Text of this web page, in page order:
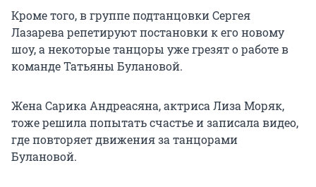
Кроме того, в группе подтанцовки Сергея
Лазарева репетируют постановки к его новому
шоу, а некоторые танцоры уже грезят о работе в
команде Татьяны Булановой.
Жена Сарика Андреасяна, актриса Лиза Моряк,
тоже решила попытать счастье и записала видео,
где повторяет движения за танцорами
Булановой.